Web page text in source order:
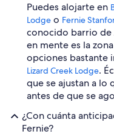
Puedes alojarte en
Lodge o Fernie
conocido barrio de
en mente es la
opciones bastante
Lizard Creek Lodge.
que se ajustan a lo
antes de que se
¿Con cuánta
Fernie?